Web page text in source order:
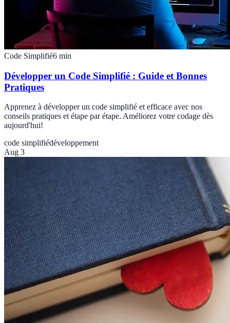
Code Simplifié6 min
Développer un Code Simplifié : Guide et Bonnes
Pratiques
Apprenez à développer un code simplifié et efficace avec nos
conseils pratiques et étape par étape. Améliorez votre codage dès
aujourd'hui!
code simplifiédéveloppement
Aug 3